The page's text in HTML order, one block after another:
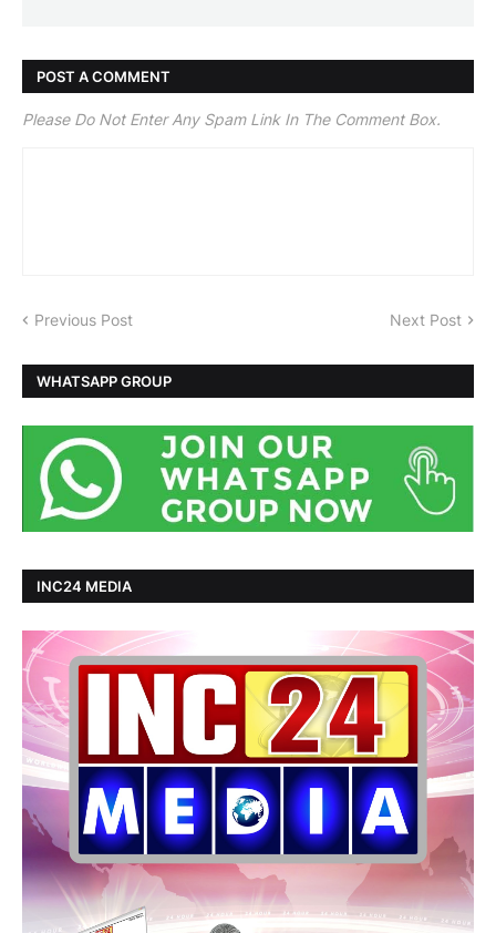
POST A COMMENT
Please Do Not Enter Any Spam Link In The Comment Box.
Previous Post Next Post
WHATSAPP GROUP
INC24 MEDIA